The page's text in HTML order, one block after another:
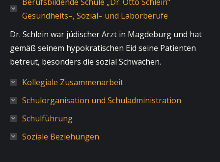
Gesundheits–, Sozial– und Laborberufe
Dr. Schlein war jüdischer Arzt in Magdeburg und hat
gemäß seinem hypokratischen Eid seine Patienten
betreut, besonders die sozial Schwachen.
Kollegiale Zusammenarbeit
Schulorganisation und Schuladministration
Schulführung
Soziale Beziehungen